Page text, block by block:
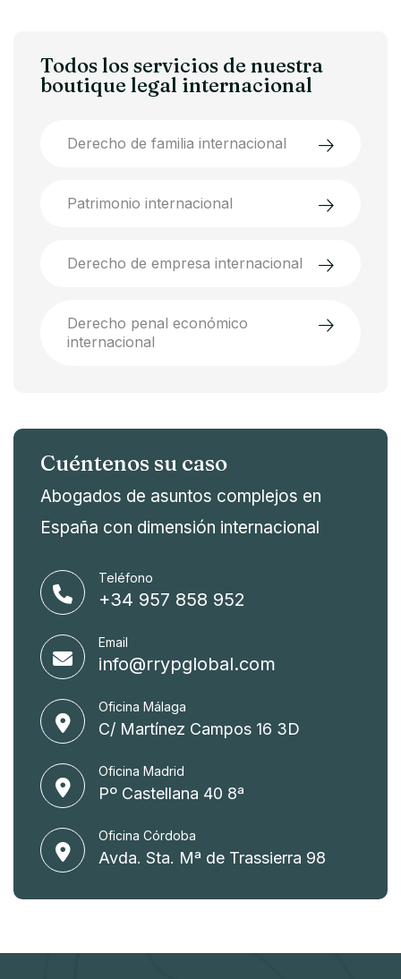
Todos los servicios de nuestra
boutique legal internacional
Derecho de familia internacional
Patrimonio internacional
Derecho de empresa internacional
Derecho penal económico
internacional
Cuéntenos su caso
Abogados de asuntos complejos en
España con dimensión internacional
Teléfono
+34 957 858 952
Email
info@rrypglobal.com
Oficina Málaga
C/ Martínez Campos 16 3D
Oficina Madrid
Pº Castellana 40 8ª
Oficina Córdoba
Avda. Sta. Mª de Trassierra 98